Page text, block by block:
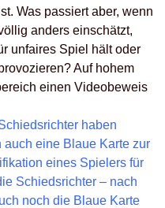
Was passiert aber, wenn
anders einschätzt,
unfaires Spiel hält oder
Auf hohem
einen Videobeweis
haben
eine Blaue Karte zur
eines Spielers für
Schiedsrichter – nach
noch die Blaue Karte